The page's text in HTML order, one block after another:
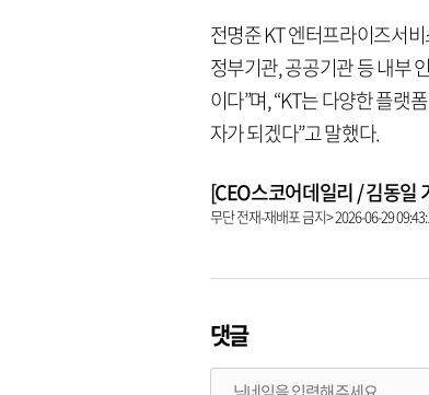
전명준 KT 엔터프라이즈서
정부기관, 공공기관 등 내부
이다”며, “KT는 다양한 플랫
자가 되겠다”고 말했다.
[CEO스코어데일리 / 김동
무단 전재-재배포 금지> 2026-06-29
댓글